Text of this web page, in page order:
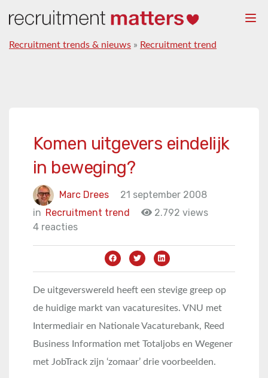
Recruitment trends & nieuws » Recruitment trend
Komen uitgevers eindelijk
in beweging?
Marc Drees
21 september 2008
in Recruitment trend
2.792 views
4 reacties
De uitgeverswereld heeft een stevige greep op
de huidige markt van vacaturesites. VNU met
Intermediair en Nationale Vacaturebank, Reed
Business Information met Totaljobs en Wegener
met JobTrack zijn ‘zomaar’ drie voorbeelden.